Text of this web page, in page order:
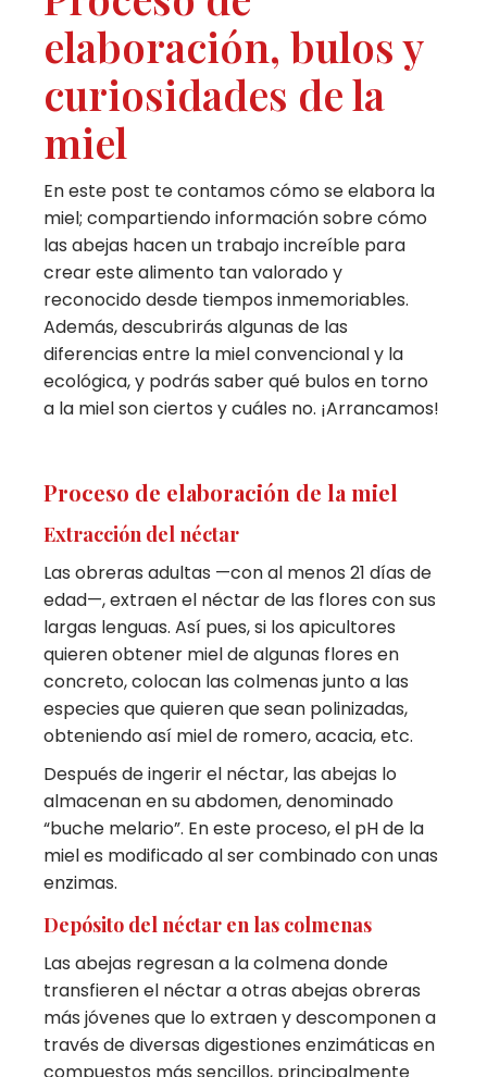
elaboración, bulos y
curiosidades de la
miel
En este post te contamos cómo se elabora la
miel; compartiendo información sobre cómo
las abejas hacen un trabajo increíble para
crear este alimento tan valorado y
reconocido desde tiempos inmemoriables.
Además, descubrirás algunas de las
diferencias entre la miel convencional y la
ecológica, y podrás saber qué bulos en torno
a la miel son ciertos y cuáles no. ¡Arrancamos!
Proceso de elaboración de la miel
Extracción del néctar
Las obreras adultas —con al menos 21 días de
edad—, extraen el néctar de las flores con sus
largas lenguas. Así pues, si los apicultores
quieren obtener miel de algunas flores en
concreto, colocan las colmenas junto a las
especies que quieren que sean polinizadas,
obteniendo así miel de romero, acacia, etc.
Después de ingerir el néctar, las abejas lo
almacenan en su abdomen, denominado
“buche melario”. En este proceso, el pH de la
miel es modificado al ser combinado con unas
enzimas.
Depósito del néctar en las colmenas
Las abejas regresan a la colmena donde
transfieren el néctar a otras abejas obreras
más jóvenes que lo extraen y descomponen a
través de diversas digestiones enzimáticas en
compuestos más sencillos, principalmente